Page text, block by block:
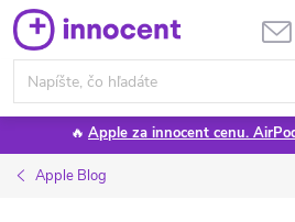
Prejsť
na
obsah
🔥 Apple za innocent cenu.
Apple Blog